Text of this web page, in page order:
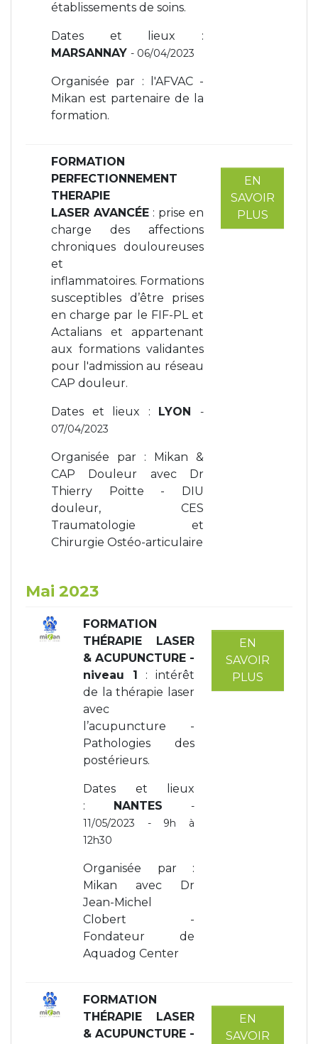
établissements de soins.
Dates et lieux :
MARSANNAY - 06/04/2023
Organisée par : l'AFVAC -
Mikan est partenaire de la
formation.
FORMATION
PERFECTIONNEMENT
THERAPIE
LASER AVANCÉE : prise en
charge des affections
chroniques douloureuses
et
inflammatoires. Formations
susceptibles d’être prises
en charge par le FIF-PL et
Actalians et appartenant
aux formations validantes
pour l'admission au réseau
CAP douleur.
Dates et lieux : LYON-
07/04/2023
Organisée par : Mikan &
CAP Douleur avec Dr
Thierry Poitte - DIU
douleur, CES
Traumatologie et
Chirurgie Ostéo-articulaire
EN
SAVOIR
PLUS
Mai 2023
FORMATION
THÉRAPIE LASER
& ACUPUNCTURE -
niveau 1 : intérêt
de la thérapie laser
avec
l’acupuncture -
Pathologies des
postérieurs.
Dates et lieux
: NANTES -
11/05/2023 - 9h à
12h30
Organisée par :
Mikan avec Dr
Jean-Michel
Clobert -
Fondateur de
Aquadog Center
EN
SAVOIR
PLUS
FORMATION
THÉRAPIE LASER
& ACUPUNCTURE -
EN
SAVOIR